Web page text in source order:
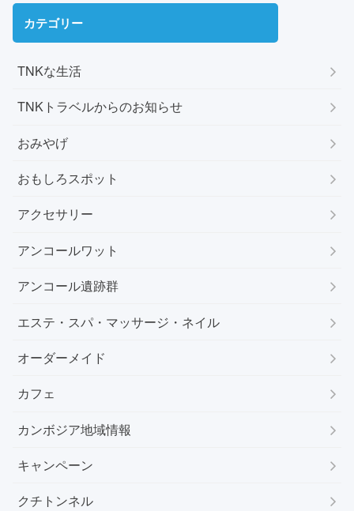
カテゴリー
TNKな生活
TNKトラベルからのお知らせ
おみやげ
おもしろスポット
アクセサリー
アンコールワット
アンコール遺跡群
エステ・スパ・マッサージ・ネイル
オーダーメイド
カフェ
カンボジア地域情報
キャンペーン
クチトンネル